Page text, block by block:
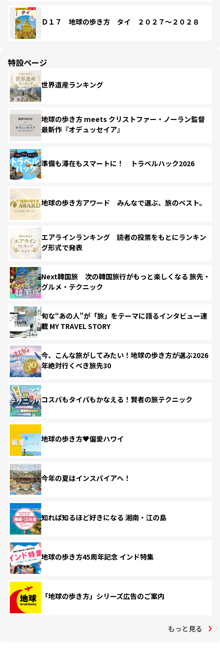
Ｄ１７ 地球の歩き方 タイ ２０２７～２０２８
特設ページ
世界遺産ランキング
地球の歩き方 meets クリストファー・ノーラン監督
最新作『オデュッセイア』
準備も滞在もスマートに！ トラベルハック2026
地球の歩き方アワード みんなで選ぶ、旅のベスト。
エアラインランキング 読者の投票をもとにランキン
グ形式で発表
Next韓国旅 次の韓国旅行がもっと楽しくなる 旅先・
グルメ・テクニック
旬な“あの人”が「旅」をテーマに語るインタビュー連
載 MY TRAVEL STORY
今、こんな旅がしてみたい！地球の歩き方が選ぶ2026
年絶対行くべき旅先30
コスパもタイパもかなえる！賢者の旅テクニック
地球の歩き方♥偏愛ハワイ
今年の夏はインスパイアへ！
知れば知るほど好きになる 湘南・江の島
地球の歩き方45周年記念 インド特集
「地球の歩き方」シリーズ広告のご案内
もっと見る